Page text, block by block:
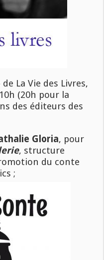
La Vie des Livres,
(20h pour la
des éditeurs des
Gloria, pour
, structure
du conte
;